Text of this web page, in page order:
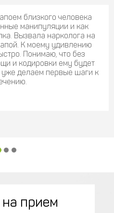
близкого человека
манипуляции и как
Вызвала нарколога на
К моему удивлению
Понимаю, что без
и кодировки ему будет
уже делаем первые шаги к
прием